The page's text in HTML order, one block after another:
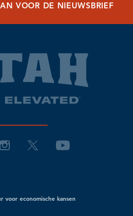
VOOR DE NIEUWSBRIEF
voor economische kansen